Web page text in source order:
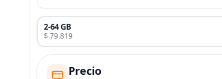
2-64 GB
$ 79.819
Precio